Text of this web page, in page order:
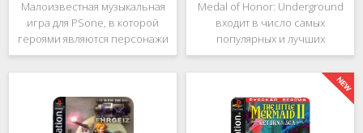
Малоизвестная музыкальная
игра для PSone, в которой
героями являются персонажи
"Книги джунглей". Это не
платформер и не Action.
оригинален. Перед стартом
вы будете выбирать песню.
Medal of Honor: Underground
входит в число самых
популярных и лучших
шутеров от первого лица для
Sony Playstation. Эта игра
посвящена Второй мировой
войне. Вы будете играть за
девушку Менон. Являясь